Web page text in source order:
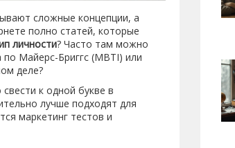
сложные концепции, а
полно статей, которые
личности? Часто там можно
Майерс-Бриггс (MBTI) или
деле?
к одной букве в
лучше подходят для
маркетинг тестов и